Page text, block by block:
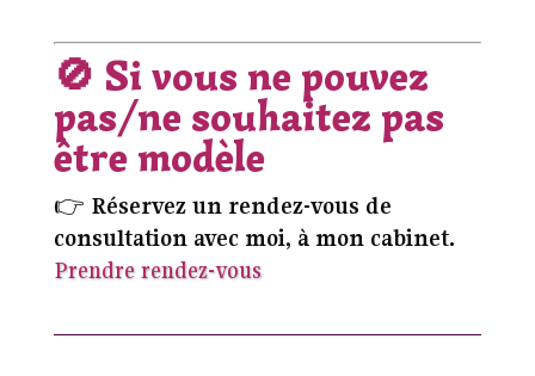
🚫 Si vous ne pouvez
pas/ne souhaitez pas
être modèle
👉 Réservez un rendez-vous de
consultation avec moi, à mon cabinet.
Prendre rendez-vous